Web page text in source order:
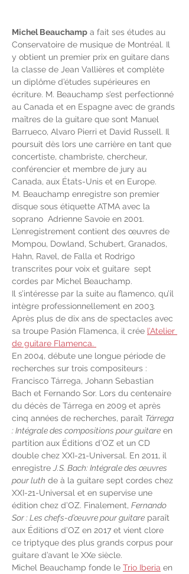
Michel Beauchamp a fait ses études au
Conservatoire de musique de Montréal. Il
y obtient un premier prix en guitare dans
la classe de Jean Vallières et complète
un diplôme d’études supérieures en
écriture. M. Beauchamp s’est perfectionné
au Canada et en Espagne avec de grands
maîtres de la guitare que sont Manuel
Barrueco, Alvaro Pierri et David Russell. Il
poursuit dès lors une carrière en tant que
concertiste, chambriste, chercheur,
conférencier et membre de jury au
Canada, aux États-Unis et en Europe.
M. Beauchamp enregistre son premier
disque sous étiquette ATMA avec la
soprano  Adrienne Savoie en 2001.
L’enregistrement contient des œuvres de
Mompou, Dowland, Schubert, Granados,
Hahn, Ravel, de Falla et Rodrigo
transcrites pour voix et guitare  sept
cordes par Michel Beauchamp.
Il s’intéresse par la suite au flamenco, qu’il
intègre professionnellement en 2003.
Après plus de dix ans de spectacles avec
sa troupe Pasión Flamenca, il crée l’Atelier
de guitare Flamenca.
En 2004, débute une longue période de
recherches sur trois compositeurs :
Francisco Tárrega, Johann Sebastian
Bach et Fernando Sor. Lors du centenaire
du décès de Tárrega en 2009 et après
cinq années de recherches, paraît Tárrega
: Intégrale des compositions pour guitare en
partition aux Éditions d’OZ et un CD
double chez XXI-21-Universal. En 2011, il
enregistre J.S. Bach: Intégrale des œuvres
pour luth de à la guitare sept cordes chez
XXI-21-Universal et en supervise une
édition chez d’OZ. Finalement, Fernando
Sor : Les chefs-d’œuvre pour guitare paraît
aux Éditions d’OZ en 2017 et vient clore
ce triptyque des plus grands corpus pour
guitare d’avant le XXe siècle.
Michel Beauchamp fonde le Trio Iberia en